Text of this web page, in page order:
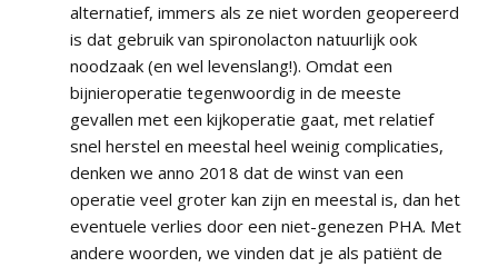
alternatief, immers als ze niet worden geopereerd
is dat gebruik van spironolacton natuurlijk ook
noodzaak (en wel levenslang!). Omdat een
bijnieroperatie tegenwoordig in de meeste
gevallen met een kijkoperatie gaat, met relatief
snel herstel en meestal heel weinig complicaties,
denken we anno 2018 dat de winst van een
operatie veel groter kan zijn en meestal is, dan het
eventuele verlies door een niet-genezen PHA. Met
andere woorden, we vinden dat je als patiënt de